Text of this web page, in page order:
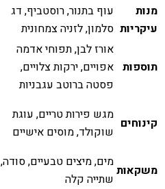
מנות
עיקריות
עוף בתנור, רוסטביף, דג
סלמון, לזניה צמחונית
תוספות
אורז לבן, תפוחי אדמה
אפויים, ירקות צלויים,
פסטה ברוטב עגבניות
קינוחים
מגש פירות טריים, עוגת
שוקולד, מוסים אישיים
משקאות
מים, מיצים טבעיים, סודה,
שתייה קלה